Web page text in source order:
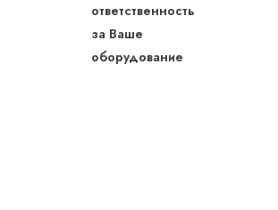
ответственность
за Ваше
оборудование